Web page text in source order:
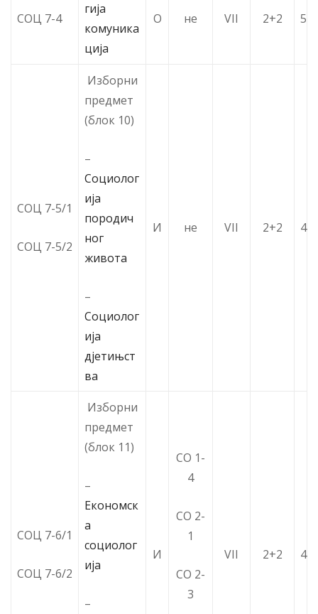
СОЦ 7-4
гија
комуника
ција
О не VII 2+2 5
СОЦ 7-5/1
СОЦ 7-5/2
Изборни
предмет
(блок 10)
–
Социолог
ија
породич
ног
живота
–
Социолог
ија
дјетињст
ва
И не VII 2+2 4
СОЦ 7-6/1
СОЦ 7-6/2
Изборни
предмет
(блок 11)
–
Економск
а
социолог
ија
–
И
СО 1-
4
СО 2-
1
СО 2-
3
VII 2+2 4